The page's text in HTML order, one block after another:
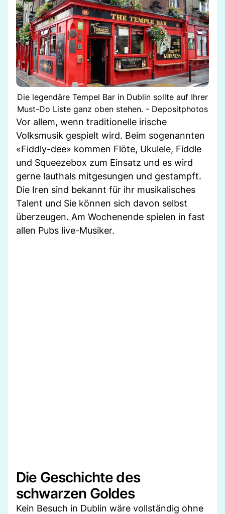
Die legendäre Tempel Bar in Dublin sollte auf Ihrer
Must-Do Liste ganz oben stehen. - Depositphotos
Vor allem, wenn traditionelle irische
Volksmusik gespielt wird. Beim sogenannten
«Fiddly-dee» kommen Flöte, Ukulele, Fiddle
und Squeezebox zum Einsatz und es wird
gerne lauthals mitgesungen und gestampft.
Die Iren sind bekannt für ihr musikalisches
Talent und Sie können sich davon selbst
überzeugen. Am Wochenende spielen in fast
allen Pubs live-Musiker.
Die Geschichte des
schwarzen Goldes
Kein Besuch in Dublin wäre vollständig ohne